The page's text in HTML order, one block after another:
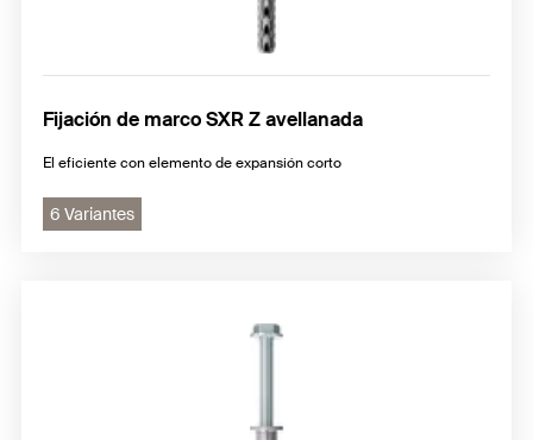
Fijación de marco SXR Z avellanada
El eficiente con elemento de expansión corto
6 Variantes